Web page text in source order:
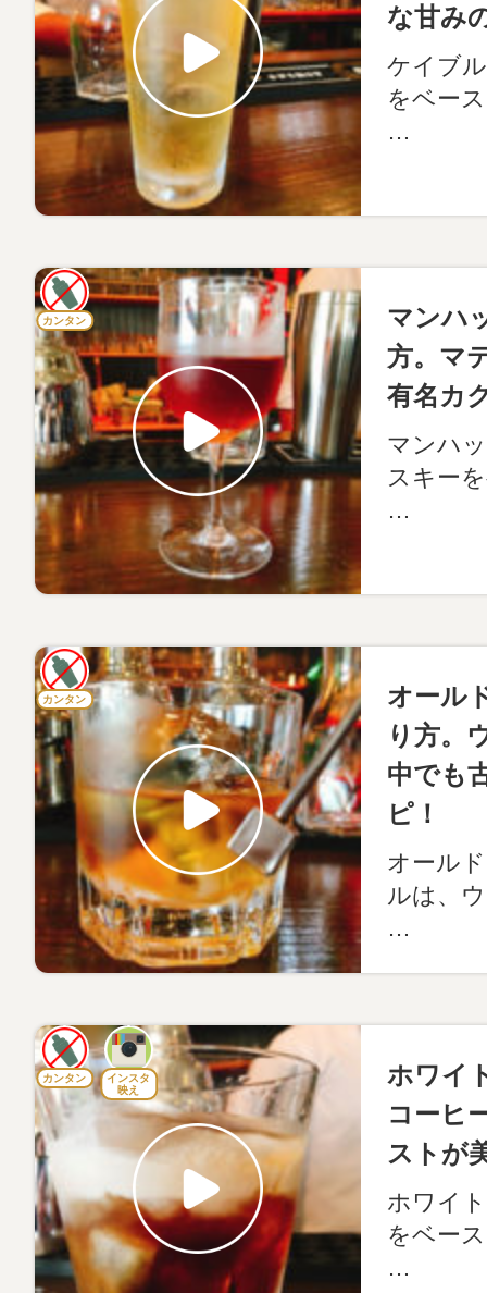
な甘み
ケイブ
をベー
…
カンタン
マンハ
方。マ
有名カ
マンハ
スキー
…
カンタン
オール
り方。
中でも
ピ！
オール
ルは、
…
カンタン
インスタ
映え
ホワイ
コーヒ
ストが
ホワイ
をベー
…